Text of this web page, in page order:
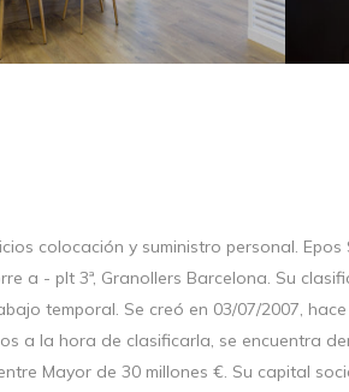
colocación y suministro personal. Epos
a - plt 3ª, Granollers Barcelona. Su
temporal. Se creó en 03/07/2007,
a la hora de clasificarla, se encuentra
Mayor de 30 millones €. Su capital